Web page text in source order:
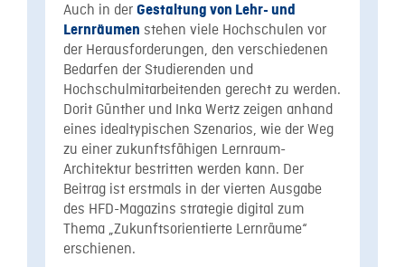
Auch in der Gestaltung von Lehr- und
Lernräumen stehen viele Hochschulen vor
der Herausforderungen, den verschiedenen
Bedarfen der Studierenden und
Hochschulmitarbeitenden gerecht zu werden.
Dorit Günther und Inka Wertz zeigen anhand
eines idealtypischen Szenarios, wie der Weg
zu einer zukunftsfähigen Lernraum-
Architektur bestritten werden kann. Der
Beitrag ist erstmals in der vierten Ausgabe
des HFD-Magazins strategie digital zum
Thema „Zukunftsorientierte Lernräume“
erschienen.